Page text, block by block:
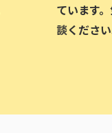
ています
談ください